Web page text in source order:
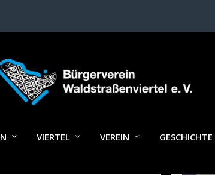
VIERTEL VEREIN
VERKEHRSFRAGEN IM